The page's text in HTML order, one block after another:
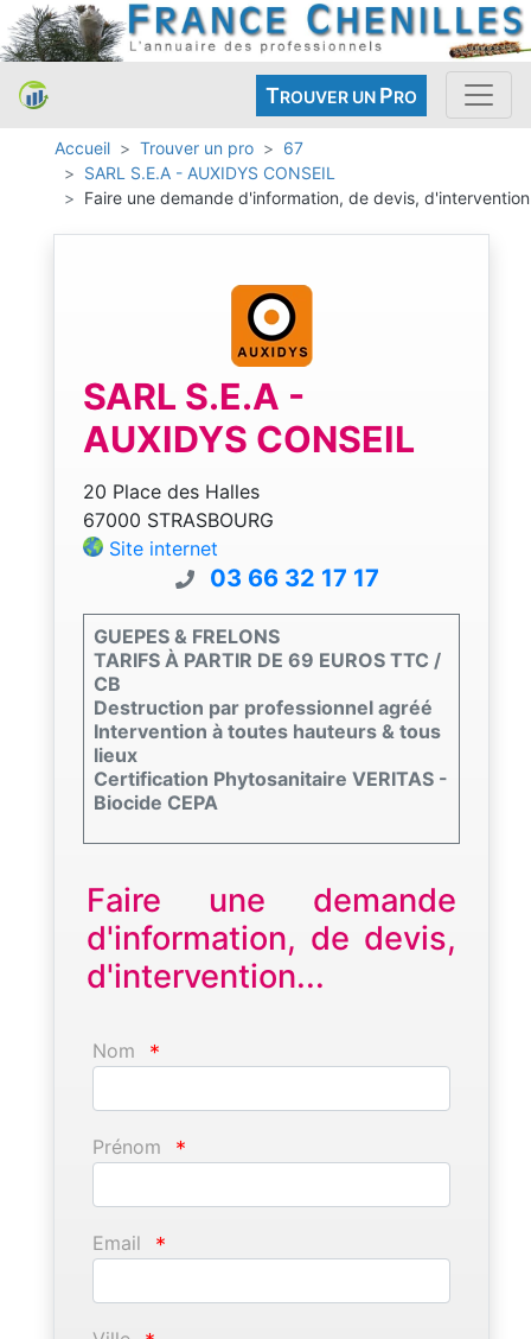
TROUVER UN PRO
Accueil Trouver un pro
67
SARL S.E.A - AUXIDYS CONSEIL
Faire une demande d'information, de devis, d'intervention
SARL S.E.A -
AUXIDYS CONSEIL
20 Place des Halles
67000 STRASBOURG
Site internet
03 66 32 17 17
GUEPES & FRELONS
TARIFS À PARTIR DE 69 EUROS TTC /
CB
Destruction par professionnel agréé
Intervention à toutes hauteurs & tous
lieux
Certification Phytosanitaire VERITAS -
Biocide CEPA
Faire une demande
d'information, de devis,
d'intervention...
Nom *
Prénom *
Email *